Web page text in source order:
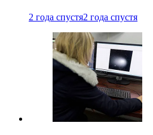
2 года спустя2 года спустя